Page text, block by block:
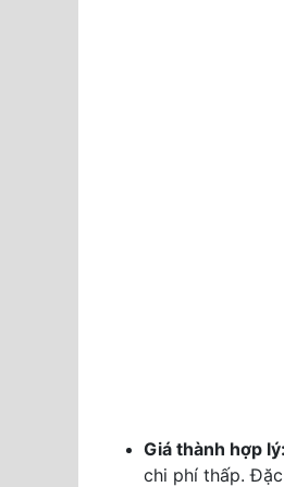
Giá thành hợp lý:
chi phí thấp.